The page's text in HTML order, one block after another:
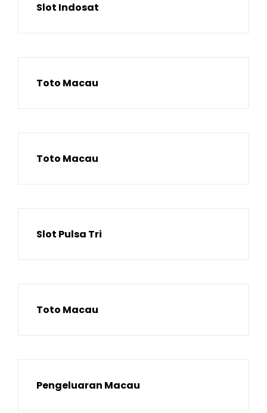
Slot Indosat
Toto Macau
Toto Macau
Slot Pulsa Tri
Toto Macau
Pengeluaran Macau